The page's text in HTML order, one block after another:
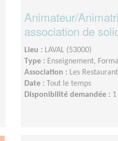
Animateur/
association de
Lieu : LAVAL (53000)
Type : Enseignement,
Association : Les
Date :
Tout le temps
Disponibilité demandée :